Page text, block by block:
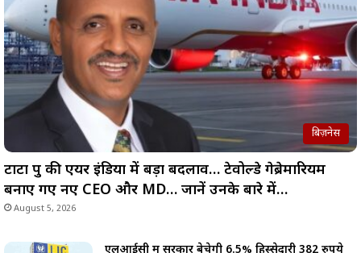
बिज़नेस
टाटा ग्रुप की एयर इंडिया में बड़ा बदलाव… टेवोल्डे गेब्रेमारियम
बनाए गए नए CEO और MD… जानें उनके बारे में…
August 5, 2026